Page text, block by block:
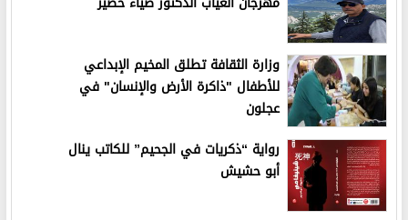
وزارة الثقافة تطلق المخيم الإبداعي
للأطفال "ذاكرة الأرض والإنسان" في
عجلون
رواية “ذكريات في الجحيم” للكاتب ينال
أبو حشيش